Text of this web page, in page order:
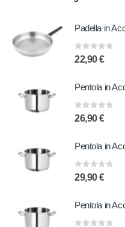
0out of 5
22,90€
0out of 5
26,90€
0out of 5
29,90€